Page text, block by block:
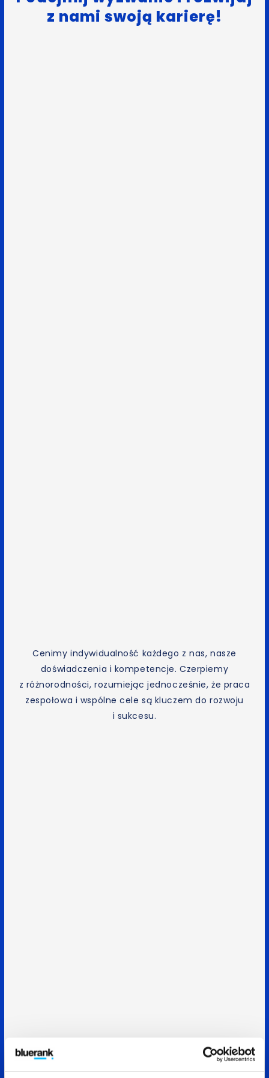
z nami swoją karierę!
Cenimy indywidualność każdego z nas, nasze
doświadczenia i kompetencje. Czerpiemy
z różnorodności, rozumiejąc jednocześnie, że praca
zespołowa i wspólne cele są kluczem do rozwoju
i sukcesu.